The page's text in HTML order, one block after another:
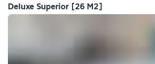
Deluxe Superior [26 M2]